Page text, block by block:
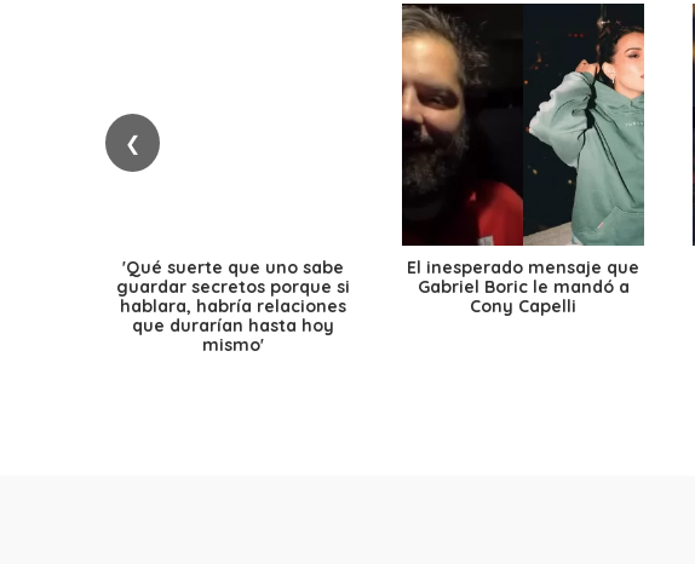
❮
'Qué suerte que uno sabe
guardar secretos porque si
hablara, habría relaciones
que durarían hasta hoy
mismo'
El inesperado mensaje que
Gabriel Boric le mandó a
Cony Capelli